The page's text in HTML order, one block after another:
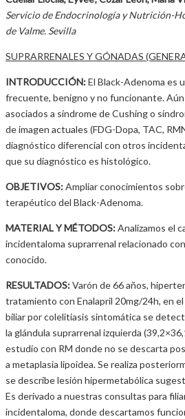
Servicio de Endocrinología y Nutrición-
de Valme. Sevilla
SUPRARRENALES Y GÓNADAS
INTRODUCCIÓN:El Black-Adenoma es
frecuente, benigno y no funcionante.
asociados a síndrome de Cushing o
de imagen actuales (FDG-Dopa, TAC,
diagnóstico diferencial con otros
que su diagnóstico es histológico.
OBJETIVOS:Ampliar conocimientos
terapéutico del Black-Adenoma.
MATERIAL Y MÉTODOS:Analizamos el
incidentaloma suprarrenal relacionado
conocido.
RESULTADOS:Varón de 66 años,
tratamiento con Enalapril 20mg/24h, en
biliar por colelitiasis sintomática se
la glándula suprarrenal izquierda
estudio con RM donde no se descarta
a metaplasia lipoidea. Se realiza
se describe lesión hipermetabólica
Es derivado a nuestras consultas para
incidentaloma, donde descartamos